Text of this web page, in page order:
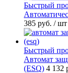
Быстрый
385 руб. / шт
Быстрый
Автомат
(ESQ) 4 132